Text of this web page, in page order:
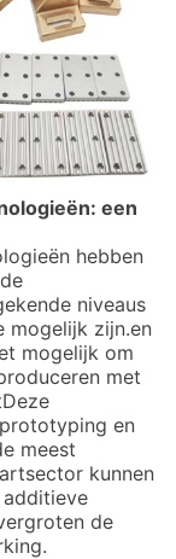
een
hebben
niveaus
mogelijk zijn.en
mogelijk om
met
en
meest
kunnen
de